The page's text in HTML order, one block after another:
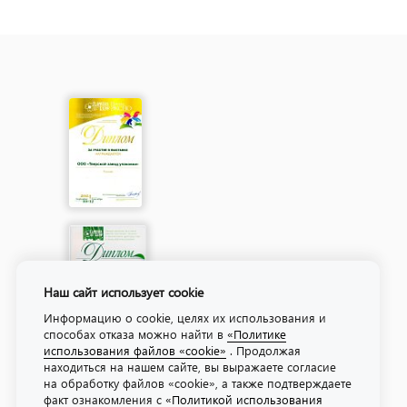
Наш сайт использует cookie
Информацию о cookie, целях их использования и
способах отказа можно найти в «Политике
использования файлов «cookie» . Продолжая
находиться на нашем сайте, вы выражаете согласие
на обработку файлов «cookie», а также подтверждаете
факт ознакомления с «Политикой использования